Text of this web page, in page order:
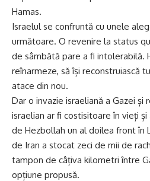
Hamas.
Israelul se confruntă cu unele
următoare. O revenire la status
de sâmbătă pare a fi intolerabilă.
reînarmeze, să își reconstruiască
atace din nou.
Dar o invazie israeliană a Gazei și
israelian ar fi costisitoare în vieți și
de Hezbollah un al doilea front în
de Iran a stocat zeci de mii de
tampon de câțiva kilometri între
opțiune propusă.